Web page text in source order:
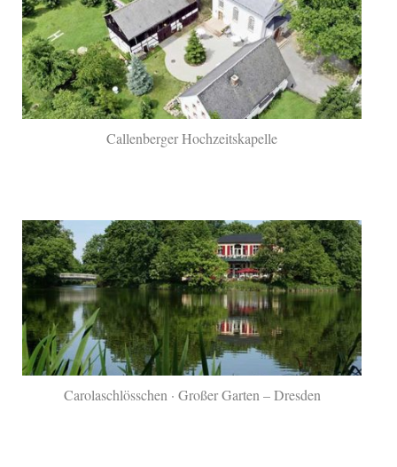
Callenberger Hochzeitskapelle
Carolaschlösschen · Großer Garten – Dresden